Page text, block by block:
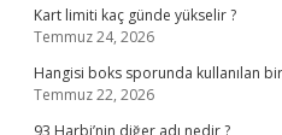
Kart limiti kaç günde yükselir ?
Temmuz 24, 2026
Hangisi boks sporunda kullanılan
Temmuz 22, 2026
93 Harbi’nin diğer adı nedir ?